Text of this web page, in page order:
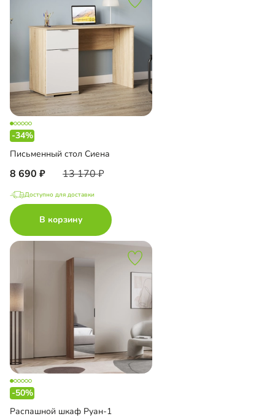
-34%
Письменный стол Сиена
8 690 13 170
Доступно для доставки
В корзину
-50%
Распашной шкаф Руан-1